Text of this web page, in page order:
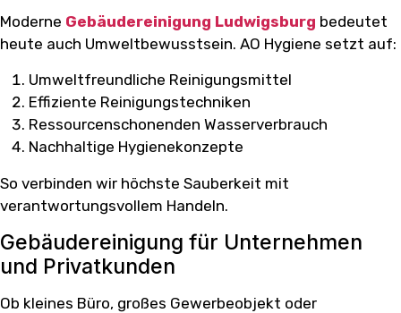
Moderne Gebäudereinigung Ludwigsburg bedeutet
heute auch Umweltbewusstsein. AO Hygiene setzt auf:
Umweltfreundliche Reinigungsmittel
Effiziente Reinigungstechniken
Ressourcenschonenden Wasserverbrauch
Nachhaltige Hygienekonzepte
So verbinden wir höchste Sauberkeit mit
verantwortungsvollem Handeln.
Gebäudereinigung für Unternehmen
und Privatkunden
Ob kleines Büro, großes Gewerbeobjekt oder